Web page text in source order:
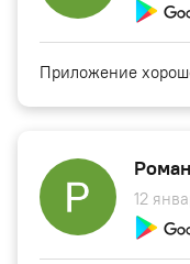
Приложение
12